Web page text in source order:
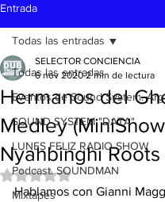
Entrada
Todas las entradas
Eventos de Sound System.
SOUND SYSTEM "DATA"
LUNES FELIZ RADIO SHOW
Podcast. SOUNDMAN
Mixtapes
Todas las entradas
Hermanos del
Medley
Nyahbinghi Roots
SELECTOR CONCIENCIA
6 nov 2020 2 min de lectura
Obtuvo NaN de 5 estrellas.
Hablamos con Gianni